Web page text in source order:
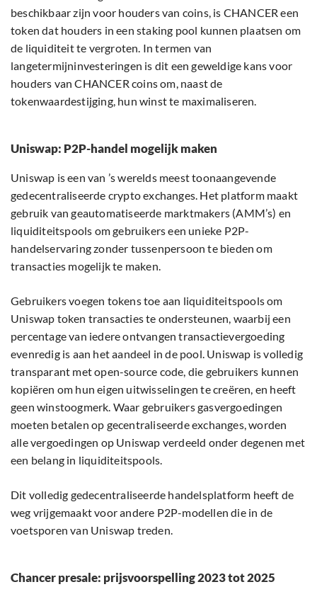
beschikbaar zijn voor houders van coins, is CHANCER een
token dat houders in een staking pool kunnen plaatsen om
de liquiditeit te vergroten. In termen van
langetermijninvesteringen is dit een geweldige kans voor
houders van CHANCER coins om, naast de
tokenwaardestijging, hun winst te maximaliseren.
Uniswap: P2P-handel mogelijk maken
Uniswap is een van ’s werelds meest toonaangevende
gedecentraliseerde crypto exchanges. Het platform maakt
gebruik van geautomatiseerde marktmakers (AMM’s) en
liquiditeitspools om gebruikers een unieke P2P-
handelservaring zonder tussenpersoon te bieden om
transacties mogelijk te maken.
Gebruikers voegen tokens toe aan liquiditeitspools om
Uniswap token transacties te ondersteunen, waarbij een
percentage van iedere ontvangen transactievergoeding
evenredig is aan het aandeel in de pool. Uniswap is volledig
transparant met open-source code, die gebruikers kunnen
kopiëren om hun eigen uitwisselingen te creëren, en heeft
geen winstoogmerk. Waar gebruikers gasvergoedingen
moeten betalen op gecentraliseerde exchanges, worden
alle vergoedingen op Uniswap verdeeld onder degenen met
een belang in liquiditeitspools.
Dit volledig gedecentraliseerde handelsplatform heeft de
weg vrijgemaakt voor andere P2P-modellen die in de
voetsporen van Uniswap treden.
Chancer presale: prijsvoorspelling 2023 tot 2025